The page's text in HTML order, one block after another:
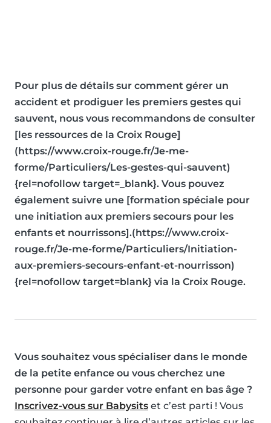
Pour plus de détails sur comment gérer un
accident et prodiguer les premiers gestes qui
sauvent, nous vous recommandons de consulter
[les ressources de la Croix Rouge]
(https://www.croix-rouge.fr/Je-me-
forme/Particuliers/Les-gestes-qui-sauvent)
{rel=nofollow target=_blank}. Vous pouvez
également suivre une [formation spéciale pour
une initiation aux premiers secours pour les
enfants et nourrissons].(https://www.croix-
rouge.fr/Je-me-forme/Particuliers/Initiation-
aux-premiers-secours-enfant-et-nourrisson)
{rel=nofollow target=blank} via la Croix Rouge.
Vous souhaitez vous spécialiser dans le monde
de la petite enfance ou vous cherchez une
personne pour garder votre enfant en bas âge ?
Inscrivez-vous sur Babysits et c’est parti ! Vous